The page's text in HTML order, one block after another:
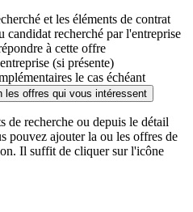
et les éléments de contrat
candidat recherché par l'entreprise
à cette offre
(si présente)
le cas échéant
les offres qui vous intéressent
de recherche ou depuis le détail
pouvez ajouter la ou les offres de
Il suffit de cliquer sur l'icône